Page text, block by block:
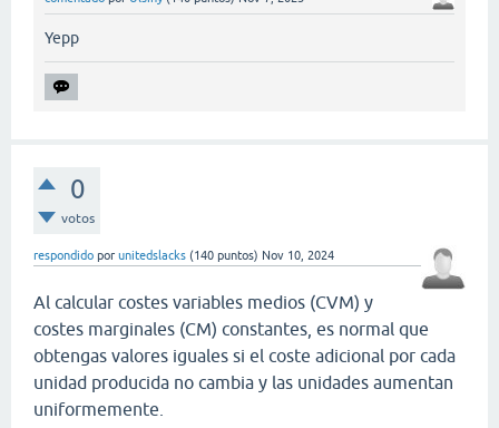
Yepp
0
votos
respondido por unitedslacks (140 puntos) Nov 10, 2024
Al calcular costes variables medios (CVM) y
costes marginales (CM) constantes, es normal que
obtengas valores iguales si el coste adicional por cada
unidad producida no cambia y las unidades aumentan
uniformemente.